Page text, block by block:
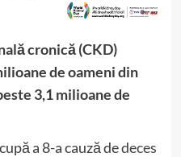
cronică (CKD)
de oameni din
3,1 milioane de
a 8-a cauză dedeces